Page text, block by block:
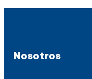
Nosotros